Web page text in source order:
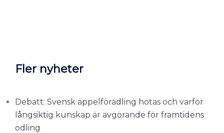
Fler nyheter
Debatt: Svensk äppelförädling hotas och varför
långsiktig kunskap är avgörande för framtidens
odling